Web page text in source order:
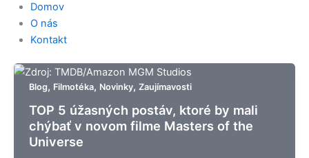
Domov
O nás
Kontakt
Blog, Filmotéka, Novinky, Zaujímavosti
TOP 5 úžasných postáv, ktoré by mali
chýbať v novom filme Masters of the
Universe